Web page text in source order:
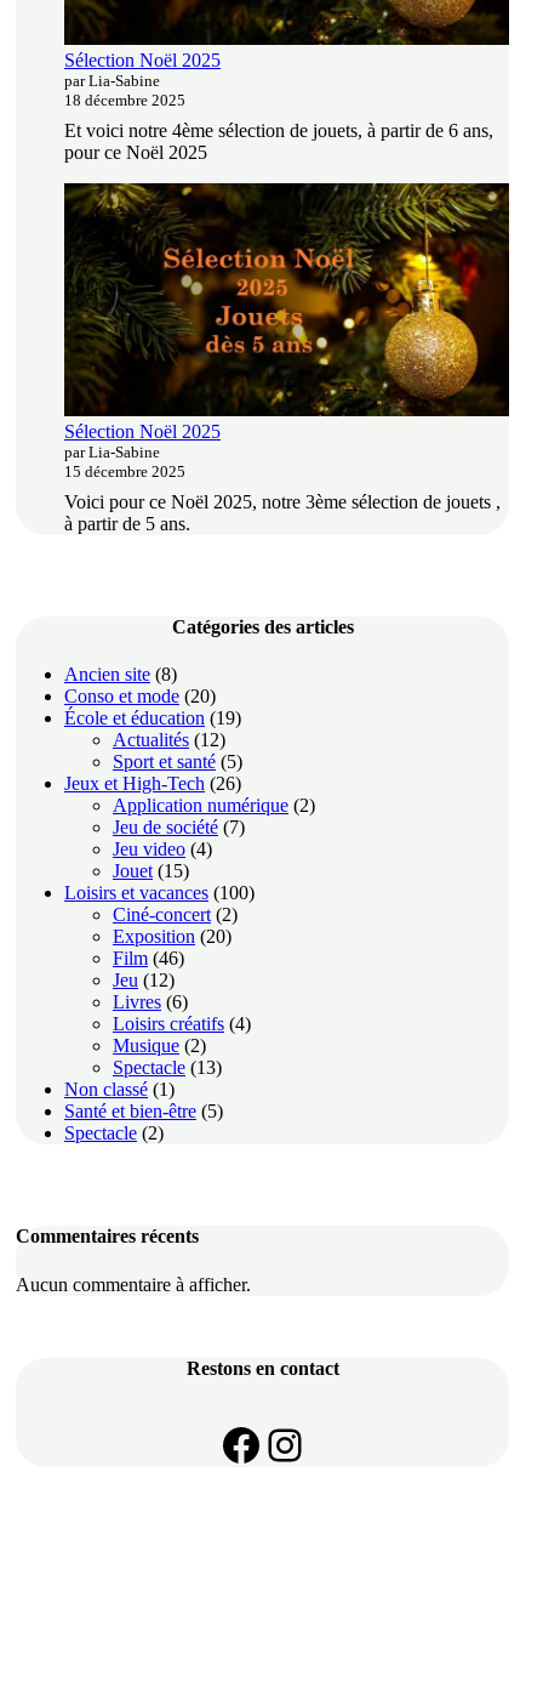
Sélection Noël 2025
par Lia-Sabine
18 décembre 2025
Et voici notre 4ème sélection de jouets, à partir de 6 ans,
pour ce Noël 2025
Sélection Noël 2025
par Lia-Sabine
15 décembre 2025
Voici pour ce Noël 2025, notre 3ème sélection de jouets ,
à partir de 5 ans.
Catégories des articles
Ancien site (8)
Conso et mode (20)
École et éducation (19)
Actualités (12)
Sport et santé (5)
Jeux et High-Tech (26)
Application numérique (2)
Jeu de société (7)
Jeu video (4)
Jouet (15)
Loisirs et vacances (100)
Ciné-concert (2)
Exposition (20)
Film (46)
Jeu (12)
Livres (6)
Loisirs créatifs (4)
Musique (2)
Spectacle (13)
Non classé (1)
Santé et bien-être (5)
Spectacle (2)
Commentaires récents
Aucun commentaire à afficher.
Restons en contact
https://
Instagram